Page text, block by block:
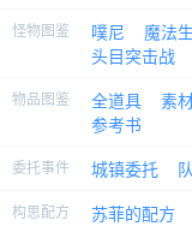
怪物图鉴 噗尼 魔法
头目突击战
物品图鉴 全道具 素
参考书
委托事件 城镇委托
构思配方 苏菲的配方